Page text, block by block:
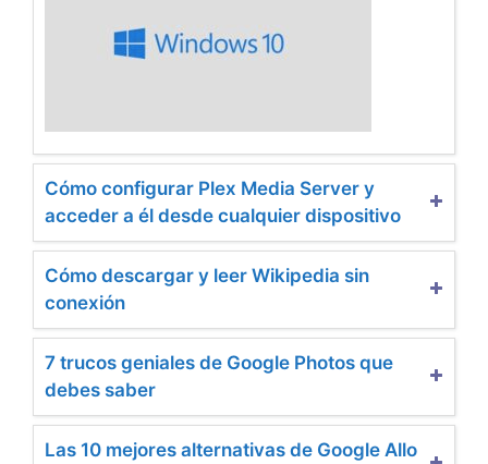
Cómo configurar Plex Media Server y
acceder a él desde cualquier dispositivo
Cómo descargar y leer Wikipedia sin
conexión
7 trucos geniales de Google Photos que
debes saber
Las 10 mejores alternativas de Google Allo